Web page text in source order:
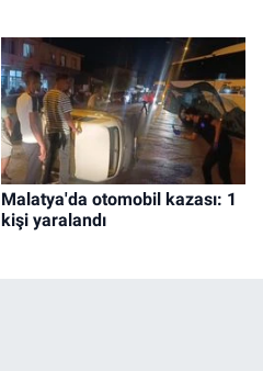
Malatya'da otomobil kazası: 1
kişi yaralandı